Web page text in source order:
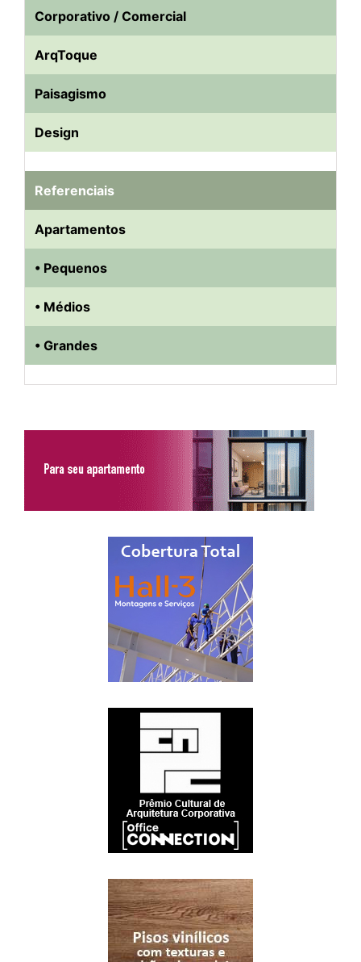
Corporativo / Comercial
ArqToque
Paisagismo
Design
Referenciais
Apartamentos
• Pequenos
• Médios
• Grandes